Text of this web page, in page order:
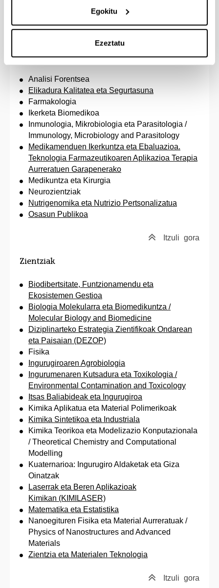
Egokitu
Ezeztatu
Information and Communication Technologies
Itzuli gora
Osasun Zientziak
Analisi Forentsea
Elikadura Kalitatea eta Segurtasuna
Farmakologia
Ikerketa Biomedikoa
Inmunologia, Mikrobiologia eta Parasitologia /
Immunology, Microbiology and Parasitology
Medikamenduen Ikerkuntza eta Ebaluazioa.
Teknologia Farmazeutikoaren Aplikazioa Terapia
Aurreratuen Garapenerako
Medikuntza eta Kirurgia
Neurozientziak
Nutrigenomika eta Nutrizio Pertsonalizatua
Osasun Publikoa
Itzuli gora
Zientziak
Biodibertsitate, Funtzionamendu eta
Ekosistemen Gestioa
Biologia Molekularra eta Biomedikuntza /
Molecular Biology and Biomedicine
Diziplinarteko Estrategia Zientifikoak Ondarean
eta Paisaian (DEZOP)
Fisika
Ingurugiroaren Agrobiologia
Ingurumenaren Kutsadura eta Toxikologia /
Environmental Contamination and Toxicology
Itsas Baliabideak eta Ingurugiroa
Kimika Aplikatua eta Material Polimerikoak
Kimika Sintetikoa eta Industriala
Kimika Teorikoa eta Modelizazio Konputazionala
/ Theoretical Chemistry and Computational
Modelling
Kuaternarioa: Ingurugiro Aldaketak eta Giza
Oinatzak
Laserrak eta Beren Aplikazioak
Kimikan (KIMILASER)
Matematika eta Estatistika
Nanoegituren Fisika eta Material Aurreratuak /
Physics of Nanostructures and Advanced
Materials
Zientzia eta Materialen Teknologia
Itzuli gora